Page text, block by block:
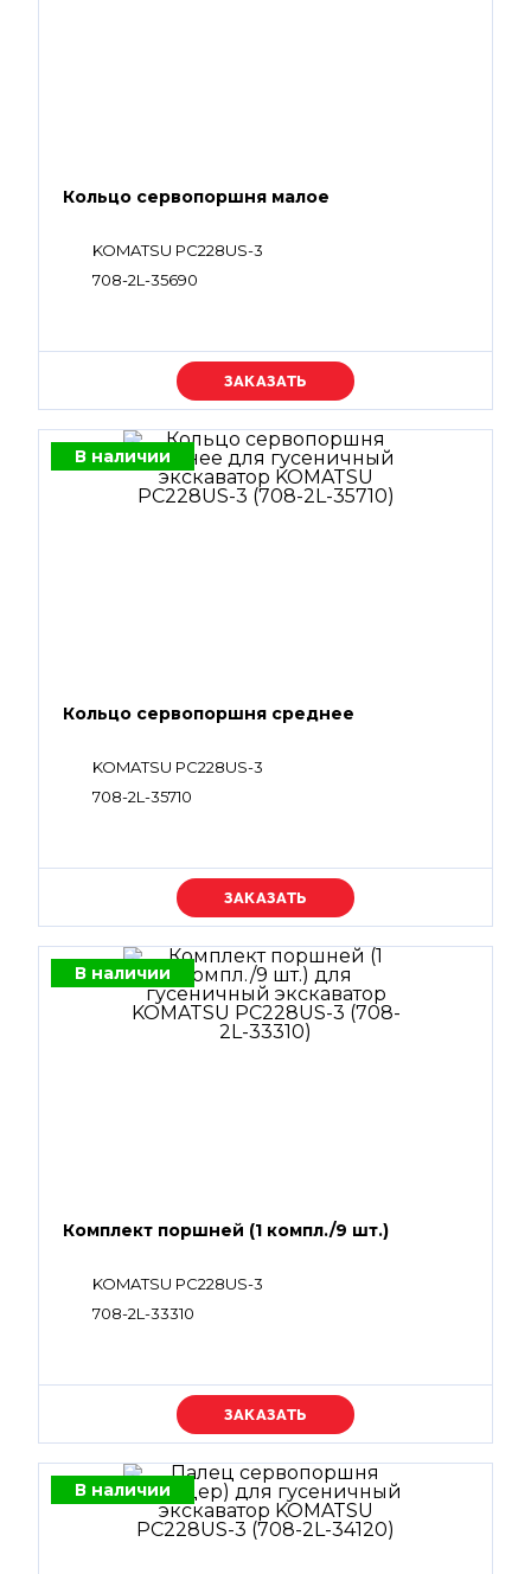
Кольцо сервопоршня малое
KOMATSU PC228US-3
708-2L-35690
Уточняйте цену
В наличии
Кольцо сервопоршня среднее
KOMATSU PC228US-3
708-2L-35710
Уточняйте цену
В наличии
Комплект поршней (1 компл./9 шт.)
KOMATSU PC228US-3
708-2L-33310
Уточняйте цену
В наличии